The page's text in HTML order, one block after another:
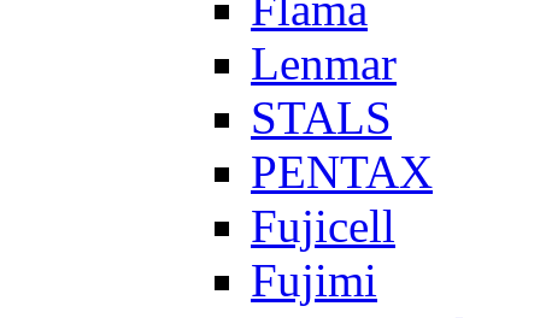
Lenmar
STALS
PENTAX
Fujicell
Fujimi